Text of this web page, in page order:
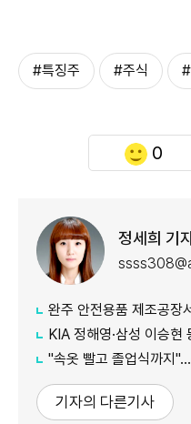
#특징주 #주식
0
정세희 기
완주 안전용품 제조공장
KIA 정해영·삼성 이승현 등 11명
"속옷 빨고 졸업식까지"…근육병
기자의 다른기사